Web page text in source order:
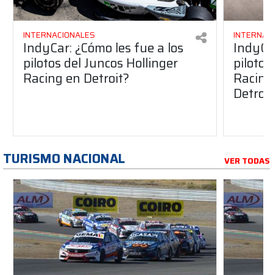
INTERNACIONALES
IndyCar: ¿Cómo les fue a los
pilotos del Juncos Hollinger
Racing en Detroit?
TURISMO NACIONAL VER TODAS